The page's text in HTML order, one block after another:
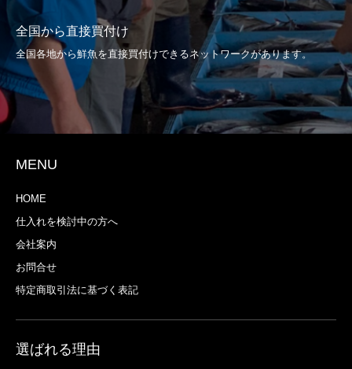
全国から直接買付け
全国各地から鮮魚を直接買付けできるネットワークがあります。
MENU
HOME
仕入れを検討中の方へ
会社案内
お問合せ
特定商取引法に基づく表記
選ばれる理由